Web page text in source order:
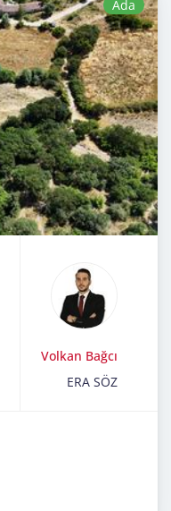
Ada
Volkan Bağcı
ERA SÖZ